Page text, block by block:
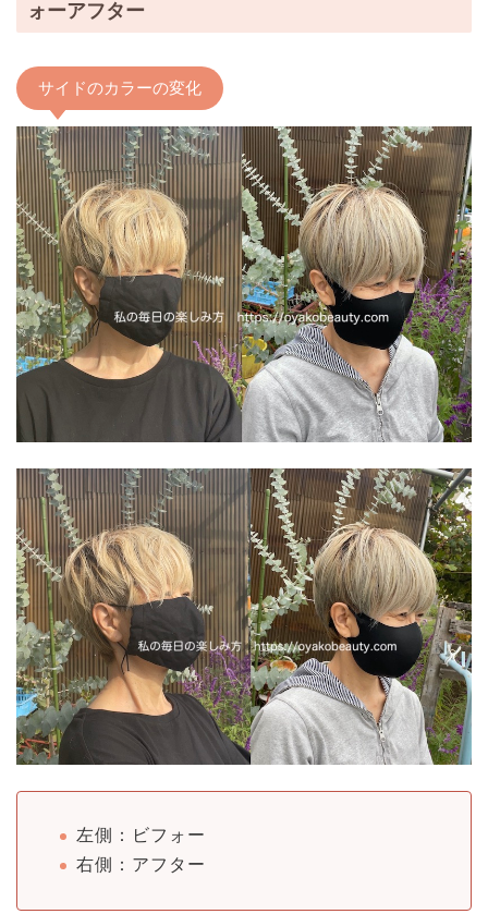
ォーアフター
サイドのカラーの変化
左側：ビフォー
右側：アフター